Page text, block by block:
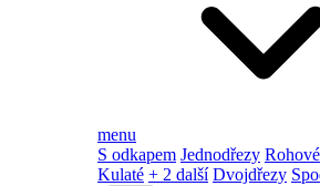
menu
S odkapem Jednodřezy Rohové
Kulaté + 2 další Dvojdřezy